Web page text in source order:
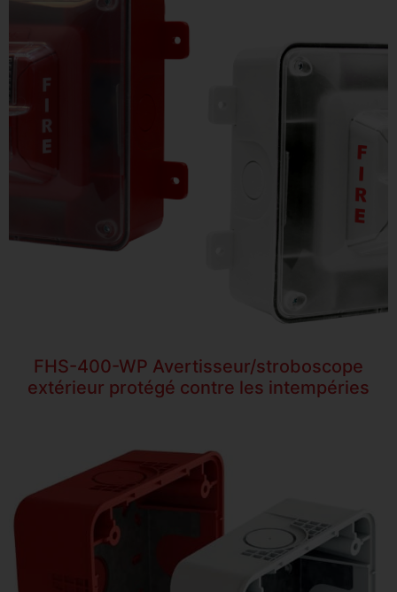
FHS-400-WP Avertisseur/stroboscope
extérieur protégé contre les intempéries